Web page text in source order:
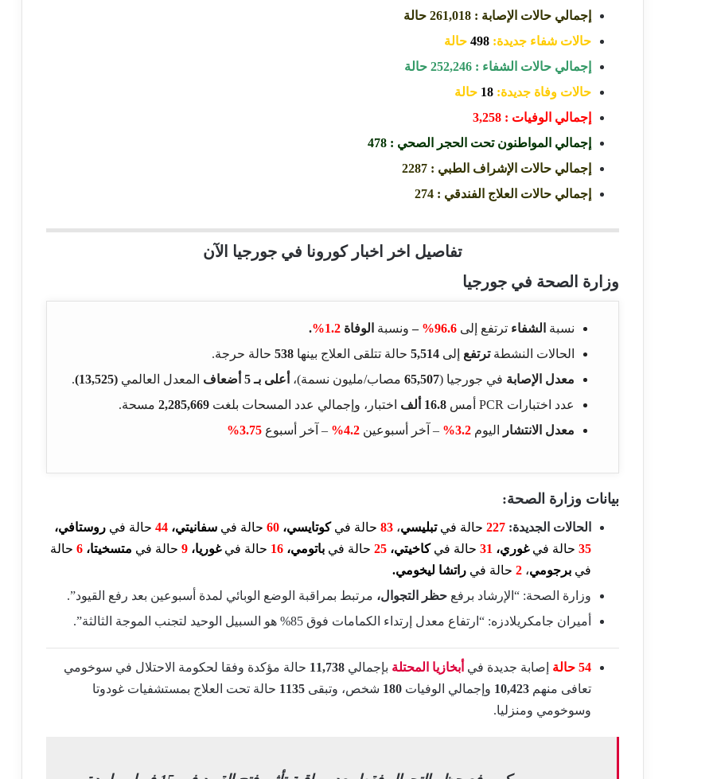
إجمالي حالات الإصابة : 261,018 حالة
حالات شفاء جديدة: 498 حالة
إجمالي حالات الشفاء : 252,246 حالة
حالات وفاة جديدة: 18 حالة
إجمالي الوفيات : 3,258
إجمالي المواطنون تحت الحجر الصحي : 478
إجمالي حالات الإشراف الطبي : 2287
إجمالي حالات العلاج الفندقي : 274
تفاصيل اخر اخبار كورونا في جورجيا الآن
وزارة الصحة في جورجيا
نسبة الشفاء ترتفع إلى 96.6%
– ونسبة الوفاة 1.2%
.
الحالات النشطةترتفع إلى 5,514 حالة تتلقى العلاج بينها 538 حالة حرجة.
معدل الإصابة في جورجيا (65,507 مصاب/مليون نسمة)، أعلى بـ 5 أضعاف المعدل العالمي (13,525)
.
عدد اختبارات PCR أمس
16.8 ألف اختبار، وإجمالي عدد المسحات بلغت 2,285,669 مسحة.
معدل الانتشار
اليوم 3.2% – آخر أسبوعين 4.2% – آخر أسبوع 3.75%
بيانات وزارة الصحة:
الحالات الجديدة: 227 حالة فيتبليسي، 83 حالة فيكوتايسي، 60 حالة في سفانيتي، 44 حالة في روستافي،
35 حالة فيغوري، 31 حالة فيكاخيتي، 25 حالة في باتومي، 16 حالة فيغوريا، 9 حالة في متسخيتا، 6 حالة
في برجومي، 2 حالة في راتشا ليخومي.
وزارة الصحة: “الإرشاد برفع حظر التجوال، مرتبط بمراقبة الوضع الوبائي لمدة أسبوعين بعد رفع القيود”.
أميران جامكريلادزه: “ارتفاع معدل إرتداء الكمامات فوق 85% هو السبيل الوحيد لتجنب الموجة الثالثة”.
54 حالة إصابة جديدة في أبخازيا المحتلة بإجمالي 11,738 حالة مؤكدة وفقا لحكومة الاحتلال في سوخومي
تعافى منهم 10,423 وإجمالي الوفيات 180 شخص، وتبقى 1135 حالة تحت العلاج بمستشفيات غودوتا
وسوخومي ومنزليا.